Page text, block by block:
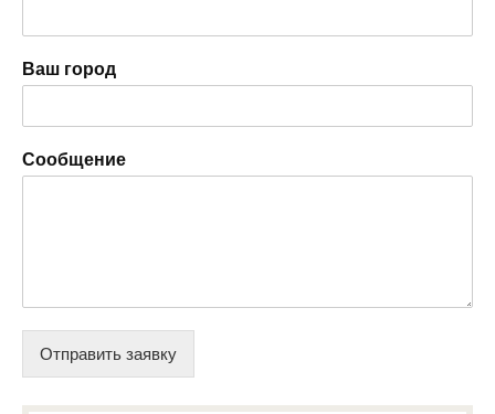
Ваш город
Сообщение
Отправить заявку